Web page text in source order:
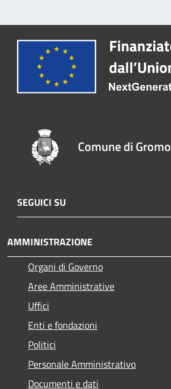
Comune di Gromo
SEGUICI SU
AMMINISTRAZIONE
Organi di Governo
Aree Amministrative
Uffici
Enti e fondazioni
Politici
Personale Amministrativo
Documenti e dati